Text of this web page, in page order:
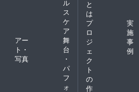
ル
ス
ケ
ア
アー
ト・
写真
舞
台
・
パ
フ
ォ
と
は
プ
ロ
ジ
ェ
ク
ト
の
作
実
施
事
例